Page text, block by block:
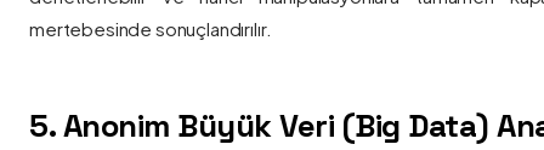
mertebesinde sonuçlandırılır.
5. Anonim Büyük Veri (Big Data)